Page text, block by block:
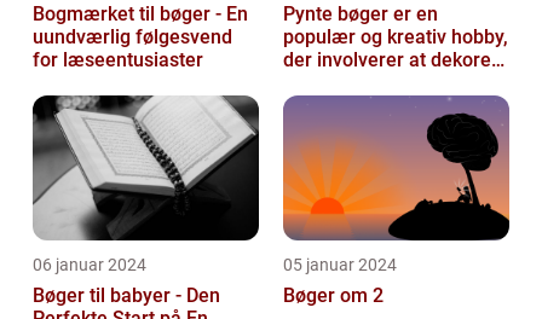
Bogmærket til bøger - En
uundværlig følgesvend
for læseentusiaster
Pynte bøger er en
populær og kreativ hobby,
der involverer at dekorere
forskellige...
06 januar 2024
Bøger til babyer - Den
05 januar 2024
Bøger om 2